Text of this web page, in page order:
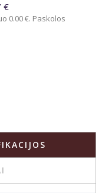
€
0.00 €. Paskolos